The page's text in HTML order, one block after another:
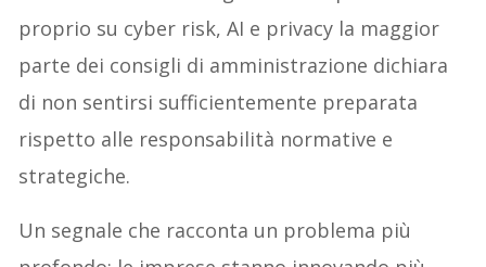
proprio su cyber risk, AI e privacy la maggior
parte dei consigli di amministrazione dichiara
di non sentirsi sufficientemente preparata
rispetto alle responsabilità normative e
strategiche.
Un segnale che racconta un problema più